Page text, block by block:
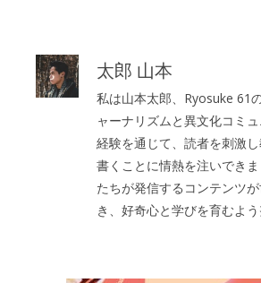
太郎 山本
私は山本太郎、Ryosuke 61
ャーナリズムと異文化コミ
経験を通じて、読者を刺激
書くことに情熱を注いでき
たちが発信するコンテンツ
き、好奇心と学びを育むよう